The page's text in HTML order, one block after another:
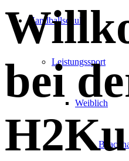
Handballschule
Leistungssport
Weiblich
bei
H2Ku